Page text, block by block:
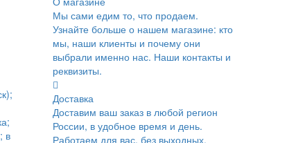
в
Мы сами едим то, что продаем.
Узнайте больше о нашем магазине: кто
мы, наши клиенты и почему они
выбрали именно нас. Наши контакты и
реквизиты.
Доставка
Доставим ваш заказ в любой регион
России, в удобное время и день.
Работаем для вас, без выходных.